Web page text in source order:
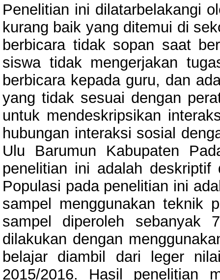
Penelitian ini dilatarbelakangi
kurang baik yang ditemui di
berbicara tidak sopan saat
siswa tidak mengerjakan
berbicara kepada guru, dan
yang tidak sesuai dengan
untuk mendeskripsikan
hubungan interaksi sosial
Ulu Barumun Kabupaten
penelitian ini adalah
Populasi pada penelitian ini
sampel menggunakan teknik
sampel diperoleh sebanyak
dilakukan dengan
belajar diambil dari leger
2015/2016. Hasil penelitian